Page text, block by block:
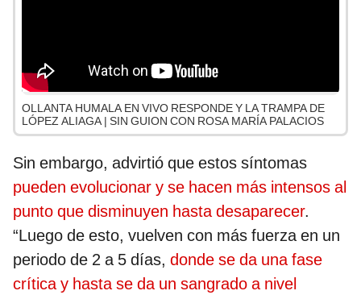
OLLANTA HUMALA EN VIVO RESPONDE Y LA TRAMPA DE
LÓPEZ ALIAGA | SIN GUION CON ROSA MARÍA PALACIOS
Sin embargo, advirtió que estos síntomas
pueden evolucionar y se hacen más intensos al
punto que disminuyen hasta desaparecer.
“Luego de esto, vuelven con más fuerza en un
periodo de 2 a 5 días, donde se da una fase
crítica y hasta se da un sangrado a nivel